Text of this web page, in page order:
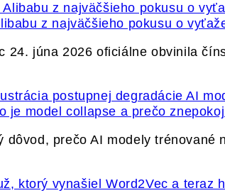
z najväčšieho pokusu o
24. júna 2026 oficiálne obvinila
je model collapse a prečo
dôvod, prečo AI modely